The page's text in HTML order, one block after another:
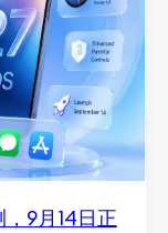
9月14日正